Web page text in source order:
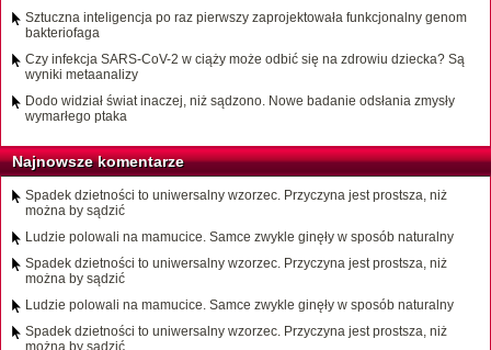
Sztuczna inteligencja po raz pierwszy zaprojektowała funkcjonalny genom
bakteriofaga
Czy infekcja SARS-CoV-2 w ciąży może odbić się na zdrowiu dziecka? Są
wyniki metaanalizy
Dodo widział świat inaczej, niż sądzono. Nowe badanie odsłania zmysły
wymarłego ptaka
Najnowsze komentarze
Spadek dzietności to uniwersalny wzorzec. Przyczyna jest prostsza, niż
można by sądzić
Ludzie polowali na mamucice. Samce zwykle ginęły w sposób naturalny
Spadek dzietności to uniwersalny wzorzec. Przyczyna jest prostsza, niż
można by sądzić
Ludzie polowali na mamucice. Samce zwykle ginęły w sposób naturalny
Spadek dzietności to uniwersalny wzorzec. Przyczyna jest prostsza, niż
można by sądzić